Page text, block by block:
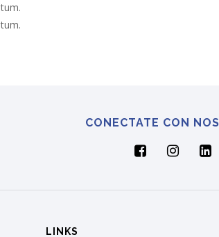
CONECTATE CON
LINKS